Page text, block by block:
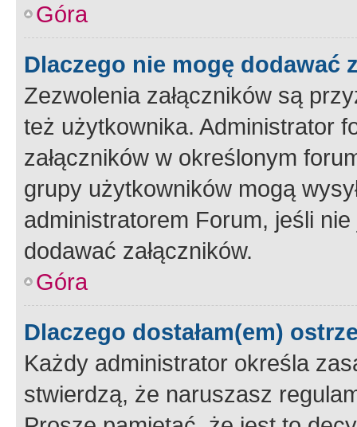
Góra
Dlaczego nie mogę dodawać
Zezwolenia załączników są
też użytkownika. Administrator
załączników w określonym
grupy użytkowników mogą
administratorem Forum, jeśli
dodawać załączników.
Góra
Dlaczego dostałam(em)
Każdy administrator określa
stwierdzą, że naruszasz